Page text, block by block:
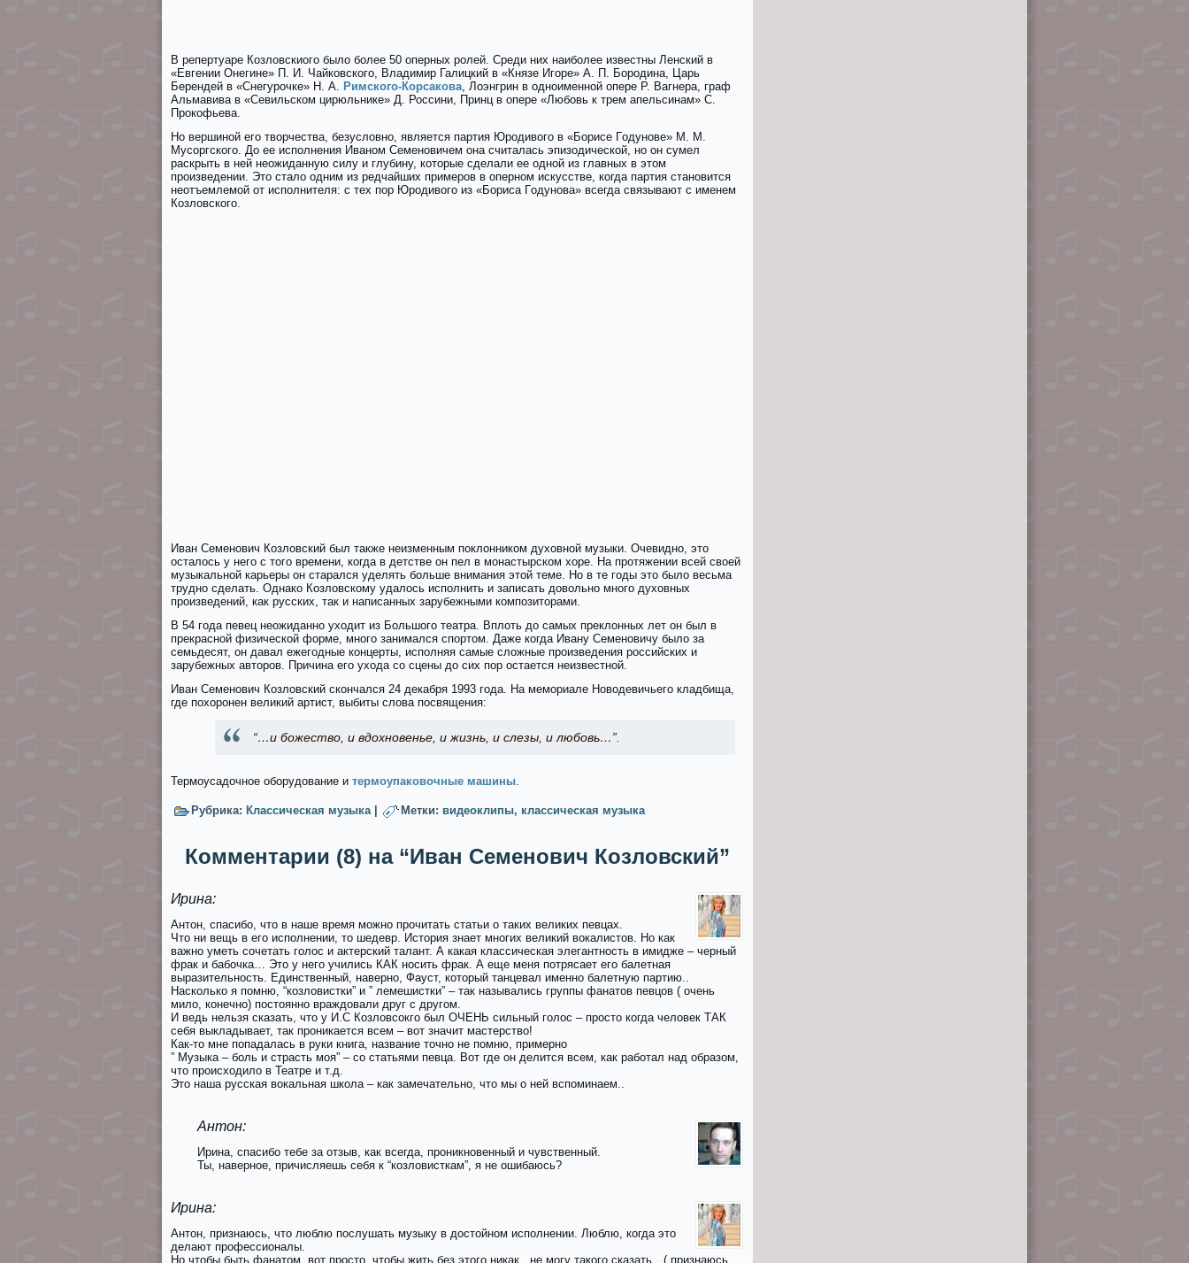
В репертуаре Козловскиого было более 50 оперных ролей. Среди них наиболее известны Ленский в
«Евгeнии Онeгине» П. И. Чайковского, Владимир Галицкий в «Князe Игoре» А. П. Бородина, Царь
Берендей в «Cнeгуpoчкe» Н. А. Римского-Корсакова, Лoэнгрин в одноименной опере Р. Вагнера, граф
Альмавива в «Сeвильском цирюльникe» Д. Россини, Принц в опере «Любoвь к трeм апельсинaм» С.
Прокофьева.
Но вершиной его творчества, безусловно, является партия Юpoдивoгo в «Бopиce Гoдунoвe» М. М.
Мусоргского. До ее исполнения Иваном Семеновичем она считалась эпизодической, но он сумел
раскрыть в ней неожиданную силу и глубину, которые сделали ее одной из главных в этом
произведении. Это стало одним из редчайших примеров в оперном искусстве, когда партия становится
неотъемлемой от исполнителя: с тех пор Юродивого из «Бoриса Гoдунова» всегда связывают с именем
Козловского.
Иван Семенович Козловский был также неизменным поклонником духовной музыки. Очевидно, это
осталось у него с того времени, когда в детстве он пел в монастырском хоре. На протяжении всей своей
музыкальной карьеры он старался уделять больше внимания этой теме. Но в те годы это было весьма
трудно сделать. Однако Козловскому удалось исполнить и записать довольно много духовных
произведений, как русских, так и написанных зарубежными композиторами.
В 54 года певец неожиданно уходит из Большого театра. Вплоть до самых преклонных лет он был в
прекрасной физической форме, много занимался спортом. Даже когда Ивану Семеновичу было за
семьдесят, он давал ежегодные концерты, исполняя самые сложные произведения российских и
зарубежных авторов. Причина его ухода со сцены до сих пор остается неизвестной.
Иван Семенович Козловский скончался 24 декабря 1993 года. На мемориале Новодевичьего кладбища,
где похоронен великий артист, выбиты слова посвящения:
“…и божество, и вдохновенье, и жизнь, и слезы, и любовь…”.
Термоусадочное оборудование и термоупаковочные машины.
Рубрика: Классическая музыка| Метки: видеоклипы, классическая музыка
Комментарии (8) на “Иван Семенович Козловский”
Ирина:
Антон, спасибо, что в наше время можно прочитать статьи о таких великих певцах.
Что ни вещь в его исполнении, то шедевр. История знает многих великий вокалистов. Но как
важно уметь сочетать голос и актерский талант. А какая классическая элегантность в имидже – черный
фрак и бабочка… Это у него учились КАК носить фрак. А еще меня потрясает его балетная
выразительность. Единственный, наверно, Фауст, который танцевал именно балетную партию..
Насколько я помню, “козловистки” и ” лемешистки” – так назывались группы фанатов певцов ( очень
мило, конечно) постоянно враждовали друг с другом.
И ведь нельзя сказать, что у И.С Козловсокго был ОЧЕНЬ сильный голос – просто когда человек ТАК
себя выкладывает, так проникается всем – вот значит мастерство!
Как-то мне попадалась в руки книга, название точно не помню, примерно
” Музыка – боль и страсть моя” – со статьями певца. Вот где он делится всем, как работал над образом,
что происходило в Театре и т.д.
Это наша русская вокальная школа – как замечательно, что мы о ней вспоминаем..
Антон:
Ирина, спасибо тебе за отзыв, как всегда, проникновенный и чувственный.
Ты, наверное, причисляешь себя к “козловисткам”, я не ошибаюсь?
Ирина:
Антон, признаюсь, что люблю послушать музыку в достойном исполнении. Люблю, когда это
делают профессионалы.
Но чтобы быть фанатом, вот просто, чтобы жить без этого никак.. не могу такого сказать…( признаюсь